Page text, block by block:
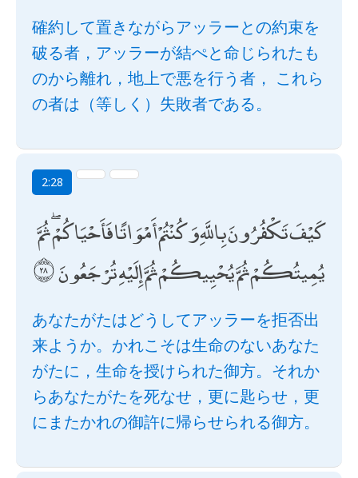
確約して置きながらアッラーとの約束を
破る者，アッラーが結ぺと命じられたも
のから離れ，地上で悪を行う者， これら
の者は（等しく）失敗者である。
2:28
كَيْفَ تَكْفُرُونَ بِاللَّهِ وَكُنْتُمْ أَمْوَاتًا فَأَحْيَاكُمْ ۖ ثُمَّ
يُمِيتُكُمْ ثُمَّ يُحْيِيكُمْ ثُمَّ إِلَيْهِ تُرْجَعُونَ
あなたがたはどうしてアッラーを拒否出
来ようか。かれこそは生命のないあなた
がたに，生命を授けられた御方。それか
らあなたがたを死なせ，更に匙らせ，更
にまたかれの御許に帰らせられる御方。